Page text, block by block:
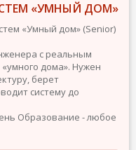
«УМНЫЙ ДОМ»
«Умный дом» (Senior)
с реальным
дома». Нужен
берет
систему до
Образование - любое